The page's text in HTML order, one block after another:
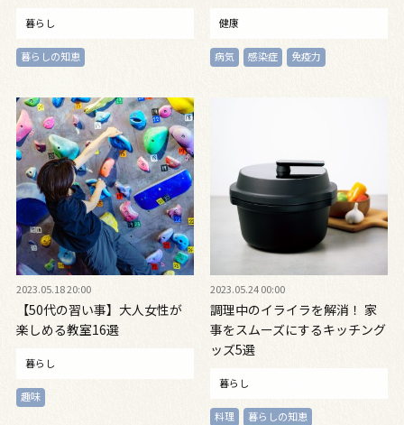
暮らし
暮らしの知恵
健康
病気 感染症 免疫力
2023.05.18 20:00
【50代の習い事】大人女性が
楽しめる教室16選
暮らし
趣味
2023.05.24 00:00
調理中のイライラを解消！ 家
事をスムーズにするキッチング
ッズ5選
暮らし
料理 暮らしの知恵